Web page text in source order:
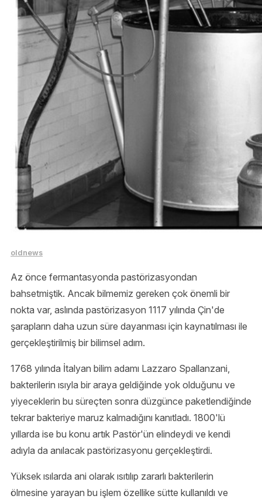
oldnews
Az önce fermantasyonda pastörizasyondan
bahsetmiştik. Ancak bilmemiz gereken çok önemli bir
nokta var, aslında pastörizasyon 1117 yılında Çin'de
şarapların daha uzun süre dayanması için kaynatılması ile
gerçekleştirilmiş bir bilimsel adım.
1768 yılında İtalyan bilim adamı Lazzaro Spallanzani,
bakterilerin ısıyla bir araya geldiğinde yok olduğunu ve
yiyeceklerin bu süreçten sonra düzgünce paketlendiğinde
tekrar bakteriye maruz kalmadığını kanıtladı. 1800'lü
yıllarda ise bu konu artık Pastör'ün elindeydi ve kendi
adıyla da anılacak pastörizasyonu gerçekleştirdi.
Yüksek ısılarda ani olarak ısıtılıp zararlı bakterilerin
ölmesine yarayan bu işlem özellike sütte kullanıldı ve